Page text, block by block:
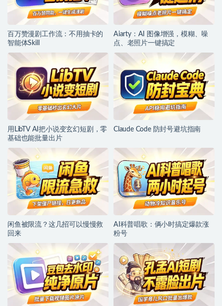
百万赞漫剧工作流：不用抽卡的
智能体Skill
Aiarty：AI 图像增强，模糊、噪
点、老照片一键搞定
用LibTV AI把小说变玄幻短剧，零
基础也能批量出片
Claude Code 防封号避坑指南
闲鱼被限流？这几招可以慢慢救
回来
AI科普唱歌：俩小时搞定爆款涨
粉号